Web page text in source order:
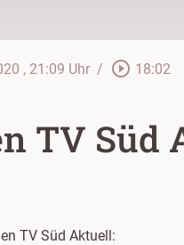
, 21:09 Uhr / play_circle_outline 18:02
TV Süd
TV Süd Aktuell: